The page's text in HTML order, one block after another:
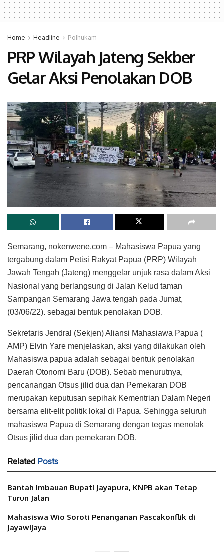
Home Headline Polhukam
PRP Wilayah Jateng Sekber
Gelar Aksi Penolakan DOB
Semarang, nokenwene.com – Mahasiswa Papua yang
tergabung dalam Petisi Rakyat Papua (PRP) Wilayah
Jawah Tengah (Jateng) menggelar unjuk rasa dalam Aksi
Nasional yang berlangsung di Jalan Kelud taman
Sampangan Semarang Jawa tengah pada Jumat,
(03/06/22). sebagai bentuk penolakan DOB.
Sekretaris Jendral (Sekjen) Aliansi Mahasiawa Papua (
AMP) Elvin Yare menjelaskan, aksi yang dilakukan oleh
Mahasiswa papua adalah sebagai bentuk penolakan
Daerah Otonomi Baru (DOB). Sebab menurutnya,
pencanangan Otsus jilid dua dan Pemekaran DOB
merupakan keputusan sepihak Kementrian Dalam Negeri
bersama elit-elit politik lokal di Papua. Sehingga seluruh
mahasiswa Papua di Semarang dengan tegas menolak
Otsus jilid dua dan pemekaran DOB.
Related Posts
Bantah Imbauan Bupati Jayapura, KNPB akan Tetap
Turun Jalan
Mahasiswa Wio Soroti Penanganan Pascakonflik di
Jayawijaya